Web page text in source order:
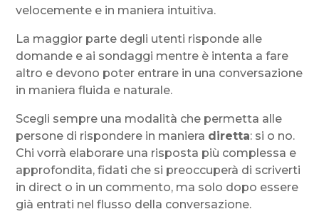
velocemente e in maniera intuitiva.
La maggior parte degli utenti risponde alle
domande e ai sondaggi mentre è intenta a fare
altro e devono poter entrare in una conversazione
in maniera fluida e naturale.
Scegli sempre una modalità che permetta alle
persone di rispondere in maniera diretta: si o no.
Chi vorrà elaborare una risposta più complessa e
approfondita, fidati che si preoccuperà di scriverti
in direct o in un commento, ma solo dopo essere
già entrati nel flusso della conversazione.